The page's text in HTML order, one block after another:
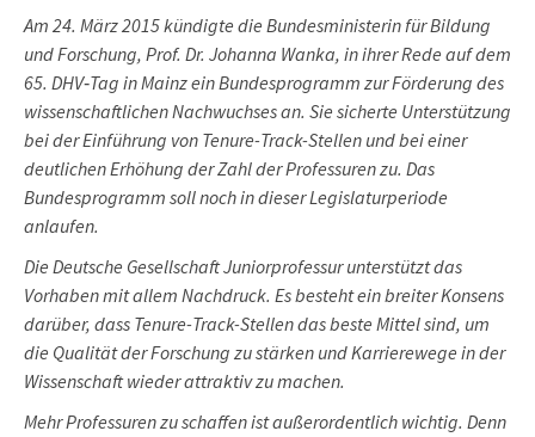
Am 24. März 2015 kündigte die Bundesministerin für Bildung
und For­schung, Prof. Dr. Johanna Wanka, in ihrer Rede auf dem
65. DHV‑Tag in Mainz ein Bundesprogramm zur Förderung des
wissenschaftlichen Nach­wuchses an. Sie sicherte Unterstützung
bei der Einführung von Tenure-Track-Stellen und bei einer
deutlichen Erhöhung der Zahl der Pro­fes­suren zu. Das
Bundesprogramm soll noch in dieser Legislaturperiode
anlaufen.
Die Deutsche Gesellschaft Juniorprofessur unterstützt das
Vorhaben mit allem Nachdruck. Es besteht ein breiter Konsens
darüber, dass Tenure-Track-Stellen das beste Mittel sind, um
die Qualität der Forschung zu stärken und Karrierewege in der
Wis­senschaft wieder attraktiv zu machen.
Mehr Professuren zu schaffen ist außerordentlich wichtig. Denn